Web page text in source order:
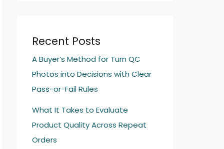
Recent Posts
A Buyer’s Method for Turn QC
Photos into Decisions with Clear
Pass-or-Fail Rules
What It Takes to Evaluate
Product Quality Across Repeat
Orders